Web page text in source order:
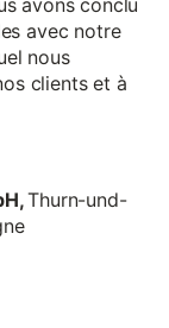
avec notre
nous
clients et à
Thurn-und-